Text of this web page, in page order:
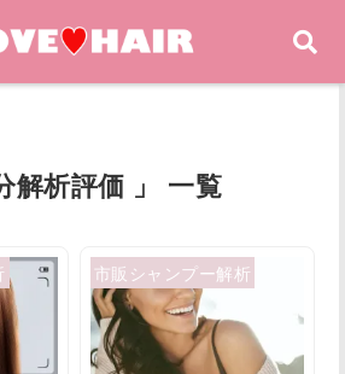
解析評価 」 一覧
市販シャンプー解析